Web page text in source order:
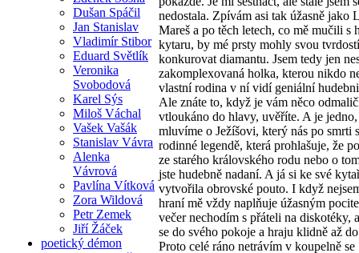
Dušan Spáčil
Jan Stanislav
Vladimír Stibor
Eduard Světlík
Veronika
Svobodová
Karel Sýs
Miloš Váchal
Vašek Vašák
Stanislav Vávra
Alenka
Vávrová
Pavlína Vítková
Zora Wildová
Petr Zemek
Jiří Žáček
poetický démon
nedostala. Zpívám asi tak úžasně jako
Mareš a po těch letech, co mě mučili s
kytaru, by mé prsty mohly svou tvrdostí
konkurovat diamantu. Jsem tedy jen
zakomplexovaná holka, kterou nikdo
vlastní rodina v ní vidí geniální
Ale znáte to, když je vám něco
vtloukáno do hlavy, uvěříte. A je
mluvíme o Ježíšovi, který nás po smrti
rodinné legendě, která prohlašuje, že
ze starého královského rodu nebo o
jste hudebně nadaní. A já si ke své
vytvořila obrovské pouto. I když
hraní mě vždy naplňuje úžasným
večer nechodím s přáteli na diskotéky,
se do svého pokoje a hraju klidně až
Proto celé ráno netrávím v koupelně se